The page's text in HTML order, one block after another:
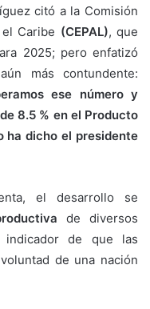
citó a la Comisión
Caribe (CEPAL), que
2025; pero enfatizó
más contundente:
ese número y
8.5 % en el Producto
ha dicho el presidente
el desarrollo se
de diversos
indicador de que las
de una nación